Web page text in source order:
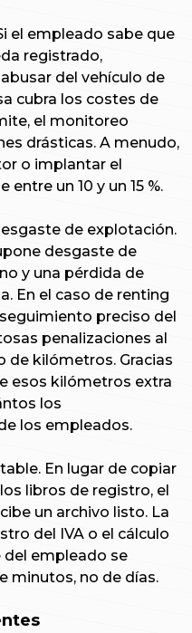
el empleado sabe que
registrado,
del vehículo de
cubra los costes de
el monitoreo
drásticas. A menudo,
o implantar el
un 10 y un 15 %.
de explotación.
desgaste de
y una pérdida de
En el caso de renting
preciso del
penalizaciones al
de kilómetros. Gracias
esos kilómetros extra
los
los empleados.
En lugar de copiar
libros de registro, el
un archivo listo. La
del IVA o el cálculo
del empleado se
minutos, no de días.